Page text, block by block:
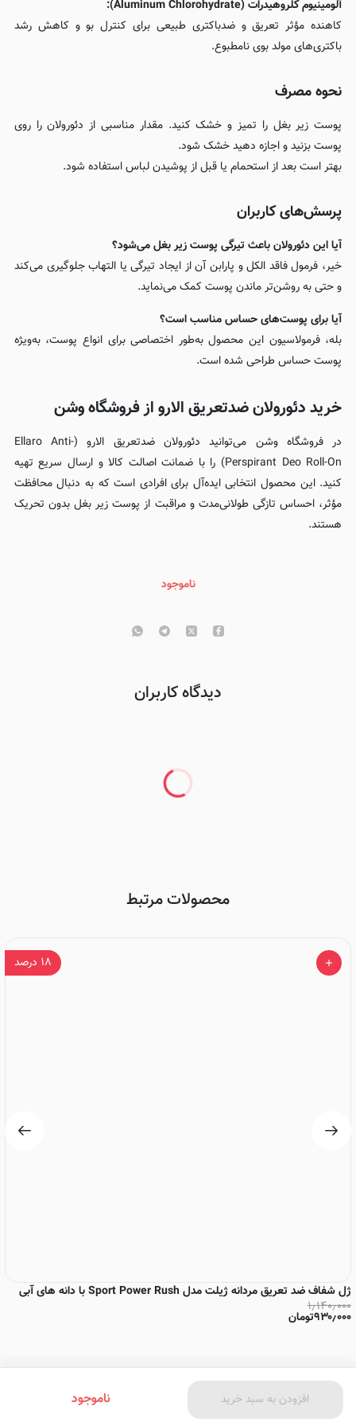
آلومینیوم کلروهیدرات (Aluminum Chlorohydrate):
کاهنده مؤثر تعریق و ضدباکتری طبیعی برای کنترل بو و کاهش رشد
باکتری‌های مولد بوی نامطبوع.
نحوه مصرف
پوست زیر بغل را تمیز و خشک کنید. مقدار مناسبی از دئورولان را روی
پوست بزنید و اجازه دهید خشک شود.
بهتر است بعد از استحمام یا قبل از پوشیدن لباس استفاده شود.
پرسش‌های کاربران
آیا این دئورولان باعث تیرگی پوست زیر بغل می‌شود؟
خیر، فرمول فاقد الکل و پارابن آن از ایجاد تیرگی یا التهاب جلوگیری می‌کند
و حتی به روشن‌تر ماندن پوست کمک می‌نماید.
آیا برای پوست‌های حساس مناسب است؟
بله، فرمولاسیون این محصول به‌طور اختصاصی برای انواع پوست، به‌ویژه
پوست حساس طراحی شده است.
خرید دئورولان ضدتعریق الارو از فروشگاه وشن
در فروشگاه وشن می‌توانید دئورولان ضدتعریق الارو (Ellaro Anti-
Perspirant Deo Roll-On) را با ضمانت اصالت کالا و ارسال سریع تهیه
کنید. این محصول انتخابی ایده‌آل برای افرادی است که به دنبال محافظت
مؤثر، احساس تازگی طولانی‌مدت و مراقبت از پوست زیر بغل بدون تحریک
هستند.
ناموجود
افزودن به سبد خرید ناموجود
دیدگاه کاربران
محصولات مرتبط
۱۸ درصد
ژل شفاف ضد تعریق مردانه ژیلت مدل Sport Power Rush با دانه های آبی
۱٫۱۴۰٫۰۰۰
۹۳۰٫۰۰۰تومان